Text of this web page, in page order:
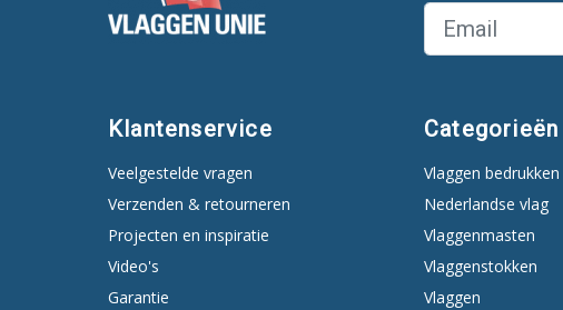
Klantenservice
Veelgestelde vragen
Verzenden & retourneren
Projecten en inspiratie
Video's
Garantie
Categorieën
Vlaggen bedrukken
Nederlandse vlag
Vlaggenmasten
Vlaggenstokken
Vlaggen